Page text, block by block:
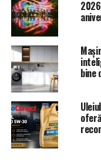
Ucraina, anunț
Tensiuni puternice
NU RATATI
Avocatul Elenei
întâmpla cu
Comisarul de
bine